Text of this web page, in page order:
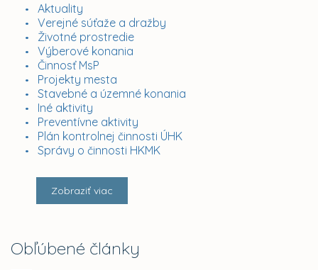
Aktuality
Verejné súťaže a dražby
Životné prostredie
Výberové konania
Činnosť MsP
Projekty mesta
Stavebné a územné konania
Iné aktivity
Preventívne aktivity
Plán kontrolnej činnosti ÚHK
Správy o činnosti HKMK
Zobraziť viac
Obľúbené články